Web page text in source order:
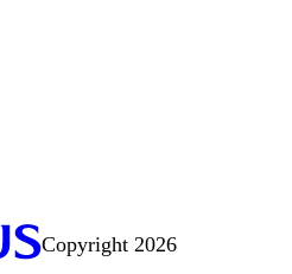
Copyright 2026